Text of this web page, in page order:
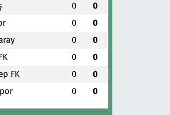
0 0
0 0
0 0
0 0
FK 0 0
0 0